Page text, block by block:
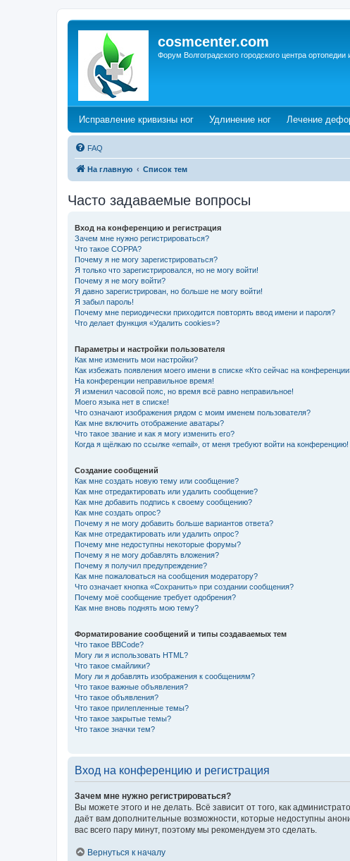
cosmcenter.com
Форум Волгоградского городского центра
Исправление кривизны ног(Opens a new tab)
Удлинение ног(Opens a new tab)
Лечение
FAQ
На главную Список тем
Часто задаваемые вопросы
Вход на конференцию и регистрация
Зачем мне нужно регистрироваться?
Что такое COPPA?
Почему я не могу зарегистрироваться?
Я только что зарегистрировался, но не могу войти!
Почему я не могу войти?
Я давно зарегистрирован, но больше не могу войти!
Я забыл пароль!
Почему мне периодически приходится повторять ввод имени и пароля?
Что делает функция «Удалить cookies»?
Параметры и настройки пользователя
Как мне изменить мои настройки?
Как избежать появления моего имени в списке «Кто сейчас на
На конференции неправильное время!
Я изменил часовой пояс, но время всё равно неправильное!
Моего языка нет в списке!
Что означают изображения рядом с моим именем пользователя?
Как мне включить отображение аватары?
Что такое звание и как я могу изменить его?
Когда я щёлкаю по ссылке «email», от меня требуют войти на конференцию!
Создание сообщений
Как мне создать новую тему или сообщение?
Как мне отредактировать или удалить сообщение?
Как мне добавить подпись к своему сообщению?
Как мне создать опрос?
Почему я не могу добавить больше вариантов ответа?
Как мне отредактировать или удалить опрос?
Почему мне недоступны некоторые форумы?
Почему я не могу добавлять вложения?
Почему я получил предупреждение?
Как мне пожаловаться на сообщения модератору?
Что означает кнопка «Сохранить» при создании сообщения?
Почему моё сообщение требует одобрения?
Как мне вновь поднять мою тему?
Форматирование сообщений и типы создаваемых тем
Что такое BBCode?
Могу ли я использовать HTML?
Что такое смайлики?
Могу ли я добавлять изображения к сообщениям?
Что такое важные объявления?
Что такое объявления?
Что такое прилепленные темы?
Что такое закрытые темы?
Что такое значки тем?
Вход на конференцию и регистрация
Зачем мне нужно регистрироваться?
Вы можете этого и не делать. Всё зависит от того, как
даёт вам дополнительные возможности, которые недоступны
вас всего пару минут, поэтому мы рекомендуем это сделать.
Вернуться к началу